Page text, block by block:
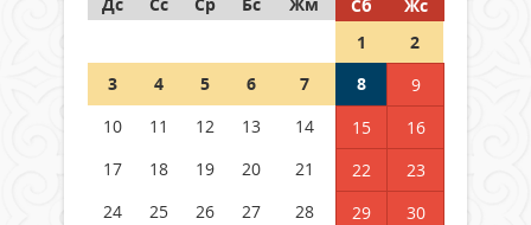
05 тамыз 2026 ж. 143
Шетелде жүрген Қазақстан
азаматтары қалай дауыс бере
Сб
Жс
1
2
3
4 5 6 7 8
9
10
11 12 13 14 15
16
17
18 19 20 21 22
23
24
25 26 27 28 29
30